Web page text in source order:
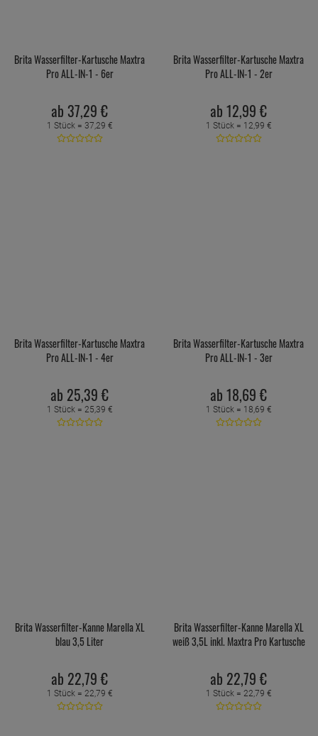
Brita Wasserfilter-Kartusche Maxtra
Pro ALL-IN-1 - 6er
ab 37,29 €
1 Stück = 37,29 €
Brita Wasserfilter-Kartusche Maxtra
Pro ALL-IN-1 - 2er
ab 12,99 €
1 Stück = 12,99 €
Brita Wasserfilter-Kartusche Maxtra
Pro ALL-IN-1 - 4er
ab 25,39 €
1 Stück = 25,39 €
Brita Wasserfilter-Kartusche Maxtra
Pro ALL-IN-1 - 3er
ab 18,69 €
1 Stück = 18,69 €
Brita Wasserfilter-Kanne Marella XL
blau 3,5 Liter
ab 22,79 €
1 Stück = 22,79 €
Brita Wasserfilter-Kanne Marella XL
weiß 3,5L inkl. Maxtra Pro Kartusche
ab 22,79 €
1 Stück = 22,79 €